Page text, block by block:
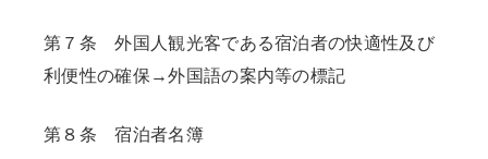
第７条 外国人観光客である宿泊者の快適性及び
利便性の確保→外国語の案内等の標記
第８条 宿泊者名簿